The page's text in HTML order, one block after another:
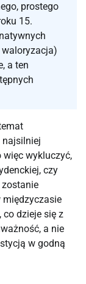
prostego
15.
waloryzacja)
a ten
najsilniej
więc wykluczyć,
czy
międzyczasie
co dzieje się z
a nie
w godną